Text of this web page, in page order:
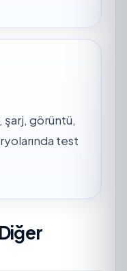
şarj, görüntü,
test